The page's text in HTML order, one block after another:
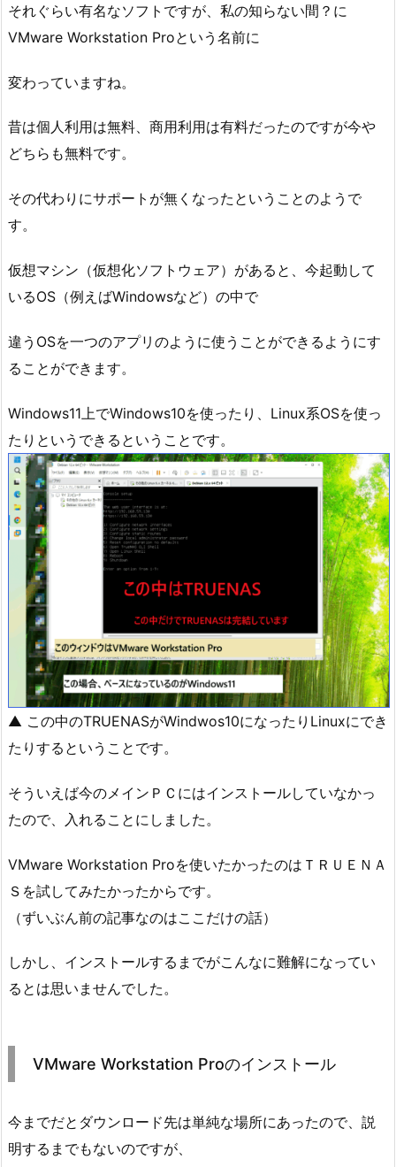
それぐらい有名なソフトですが、私の知らない間？に
VMware Workstation Proという名前に
変わっていますね。
昔は個人利用は無料、商用利用は有料だったのですが今や
どちらも無料です。
その代わりにサポートが無くなったということのようで
す。
仮想マシン（仮想化ソフトウェア）があると、今起動して
いるOS（例えばWindowsなど）の中で
違うOSを一つのアプリのように使うことができるようにす
ることができます。
Windows11上でWindows10を使ったり、Linux系OSを使っ
たりというできるということです。
▲ この中のTRUENASがWindwos10になったりLinuxにでき
たりするということです。
そういえば今のメインＰＣにはインストールしていなかっ
たので、入れることにしました。
VMware Workstation Proを使いたかったのはＴＲＵＥＮＡ
Ｓを試してみたかったからです。
（ずいぶん前の記事なのはここだけの話）
しかし、インストールするまでがこんなに難解になってい
るとは思いませんでした。
VMware Workstation Proのインストール
今までだとダウンロード先は単純な場所にあったので、説
明するまでもないのですが、